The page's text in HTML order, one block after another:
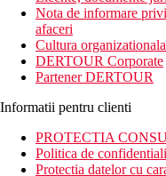
Wi-Fi gratuit, 6
Beach inspirat din Sri
vedere uimitoare la
Distanta
200 m distanta
45 km distanta
350 m distanta
Highway
Nota de informare
afaceri
Cultura
DERTOUR Corporate
Partener DERTOUR
Informatii pentru clienti
PROTECTIA
Politica de
Protectia datelor cu